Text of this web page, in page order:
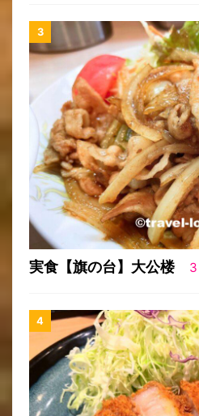
実食【旗の台】大公楼 3